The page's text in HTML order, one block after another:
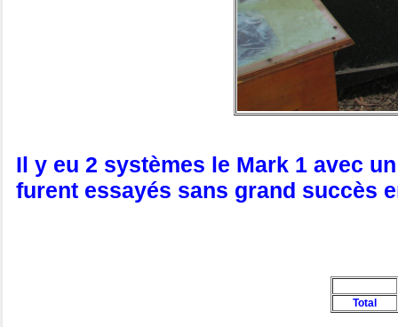
Il y eu 2 systèmes le Mark 1 avec
furent essayés sans grand succès
Total